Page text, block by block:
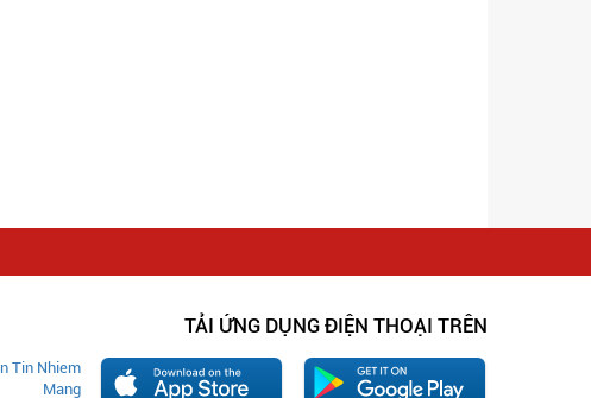
TẢI ỨNG DỤNG ĐIỆN THOẠI TRÊN